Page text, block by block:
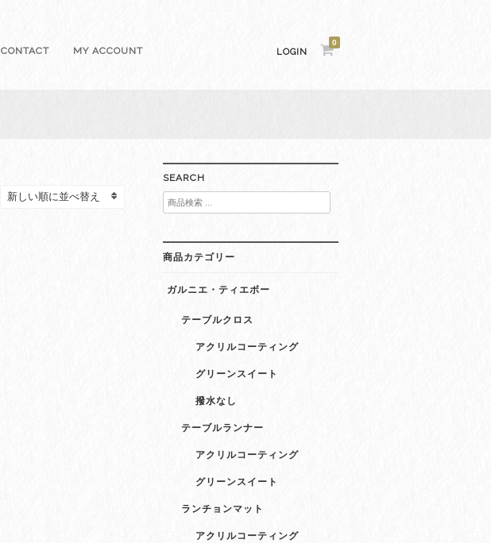
CONTACT MY ACCOUNT LOGIN
0
SEARCH
検
索
象:
商品カテゴリー
ガルニエ・ティエボー
テーブルクロス
アクリルコーティング
グリーンスイート
撥水なし
テーブルランナー
アクリルコーティング
グリーンスイート
ランチョンマット
アクリルコーティング